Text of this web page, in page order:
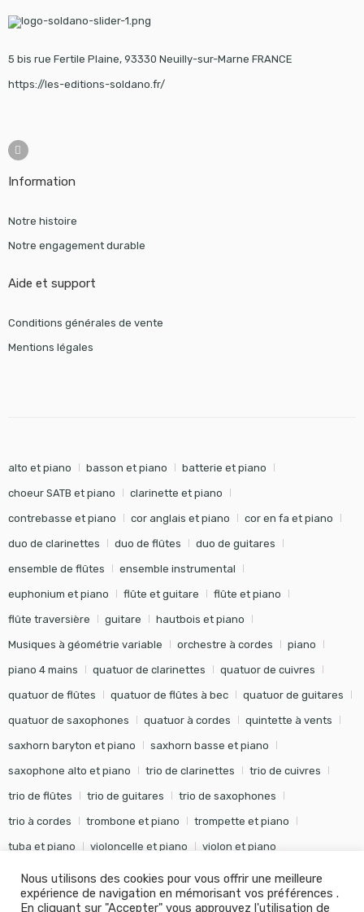
5 bis rue Fertile Plaine, 93330 Neuilly-sur-Marne FRANCE
https://les-editions-soldano.fr/
Information
Notre histoire
Notre engagement durable
Aide et support
Conditions générales de vente
Mentions légales
alto et piano basson et piano batterie et piano
choeur SATB et piano clarinette et piano
contrebasse et piano cor anglais et piano cor en fa et piano
duo de clarinettes duo de flûtes duo de guitares
ensemble de flûtes ensemble instrumental
euphonium et piano flûte et guitare flûte et piano
flûte traversière guitare hautbois et piano
Musiques à géométrie variable orchestre à cordes piano
piano 4 mains quatuor de clarinettes quatuor de cuivres
quatuor de flûtes quatuor de flûtes à bec quatuor de guitares
quatuor de saxophones quatuor à cordes quintette à vents
saxhorn baryton et piano saxhorn basse et piano
saxophone alto et piano trio de clarinettes trio de cuivres
trio de flûtes trio de guitares trio de saxophones
trio à cordes trombone et piano trompette et piano
tuba et piano violoncelle et piano violon et piano
Nous utilisons des cookies pour vous offrir une meilleure
expérience de navigation en mémorisant vos préférences .
En cliquant sur "Accepter" vous approuvez l'utilisation de